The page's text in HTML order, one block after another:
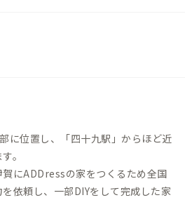
に位置し、「四十九駅」からほど近
。
にADDressの家をつくるため全国
依頼し、一部DIYをして完成した家